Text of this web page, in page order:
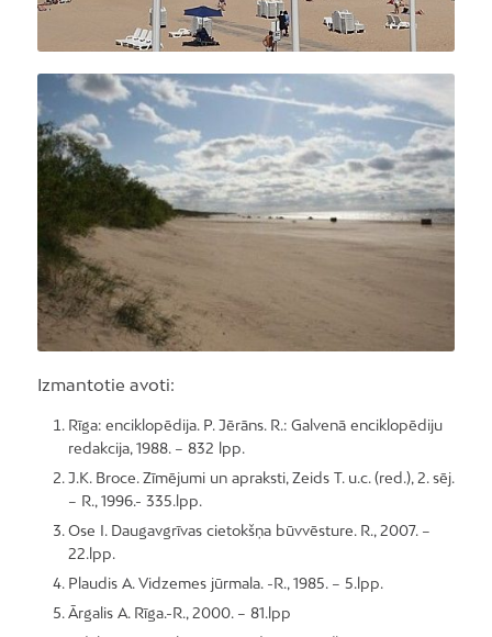
Foto: tn.lv
Izmantotie avoti:
Rīga: enciklopēdija. P. Jērāns. R.: Galvenā enciklopēdiju
redakcija, 1988. – 832 lpp.
J.K. Broce. Zīmējumi un apraksti, Zeids T. u.c. (red.), 2. sēj.
– R., 1996.- 335.lpp.
Ose I. Daugavgrīvas cietokšņa būvvēsture. R., 2007. –
22.lpp.
Plaudis A. Vidzemes jūrmala. -R., 1985. – 5.lpp.
Ārgalis A. Rīga.-R., 2000. – 81.lpp